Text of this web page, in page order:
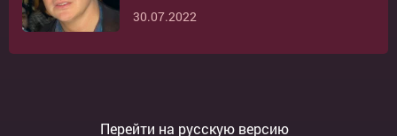
30.07.2022
Перейти на русскую версию